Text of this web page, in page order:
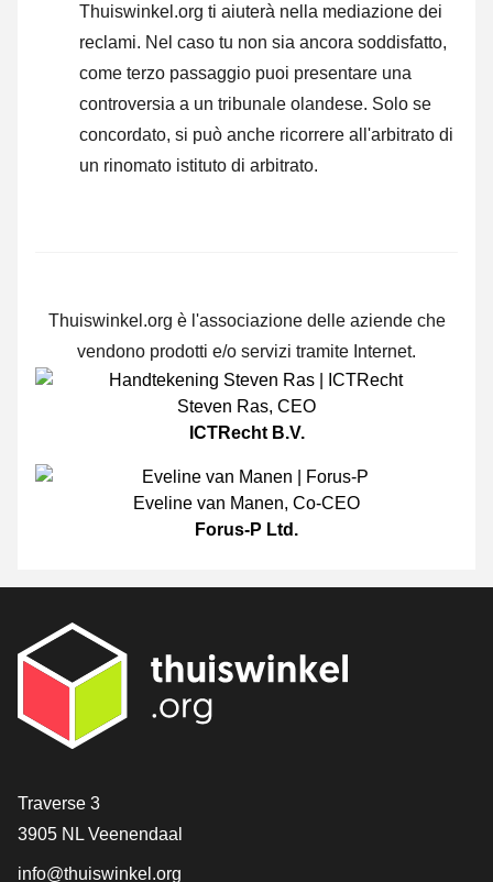
Thuiswinkel.org ti aiuterà nella mediazione dei
reclami. Nel caso tu non sia ancora soddisfatto,
come terzo passaggio puoi presentare una
controversia a un tribunale olandese. Solo se
concordato, si può anche ricorrere all'arbitrato di
un rinomato istituto di arbitrato.
Thuiswinkel.org è l'associazione delle aziende che
vendono prodotti e/o servizi tramite Internet.
Steven Ras, CEO
ICTRecht B.V.
Eveline van Manen, Co-CEO
Forus-P Ltd.
[_General:Contact]
Traverse 3
3905 NL Veenendaal
info@thuiswinkel.org